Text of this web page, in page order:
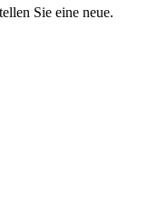
Sie eine neue.